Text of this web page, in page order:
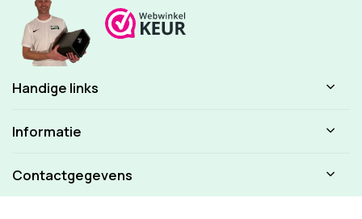
Handige links
Informatie
Contactgegevens